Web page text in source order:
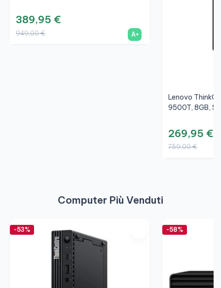
389,95 €
949,00 € A+
Lenovo
9500T, 8GB,
269,95 €
759,00 €
Computer Più Venduti
-53% -58%